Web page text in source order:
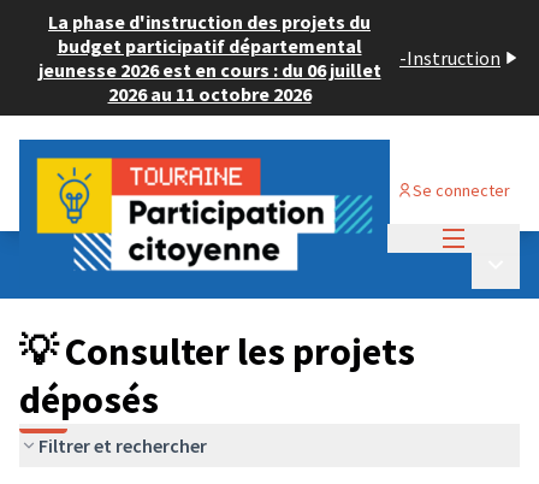
La phase d'instruction des projets du
budget participatif départemental
jeunesse 2026 est en cours : du 06 juillet
2026 au 11 octobre 2026
-Instruction
Se connecter
Budget Participatif JEUNESSE 2024
💡 Consulter les projets déposés
💡 Consulter les projets
déposés
Filtrer et rechercher